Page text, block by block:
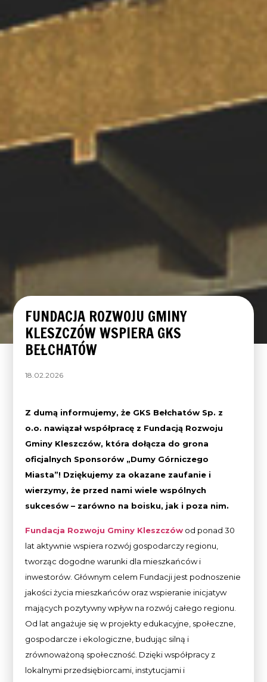
FUNDACJA ROZWOJU GMINY
KLESZCZÓW WSPIERA GKS
BEŁCHATÓW
18.02.2026
Z dumą informujemy, że GKS Bełchatów Sp. z
o.o. nawiązał współpracę z Fundacją Rozwoju
Gminy Kleszczów, która dołącza do grona
oficjalnych Sponsorów „Dumy Górniczego
Miasta”! Dziękujemy za okazane zaufanie i
wierzymy, że przed nami wiele wspólnych
sukcesów – zarówno na boisku, jak i poza nim.
Fundacja Rozwoju Gminy Kleszczów od ponad 30
lat aktywnie wspiera rozwój gospodarczy regionu,
tworząc dogodne warunki dla mieszkańców i
inwestorów. Głównym celem Fundacji jest podnoszenie
jakości życia mieszkańców oraz wspieranie inicjatyw
mających pozytywny wpływ na rozwój całego regionu.
Od lat angażuje się w projekty edukacyjne, społeczne,
gospodarcze i ekologiczne, budując silną i
zrównoważoną społeczność. Dzięki współpracy z
lokalnymi przedsiębiorcami, instytucjami i